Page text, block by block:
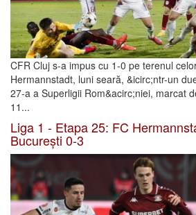
CFR Cluj s-a impus cu 1-0 pe terenul
Hermannstadt, luni seară, &icirc;ntr-un
27-a a Superligii Rom&acirc;niei, marcat
11...
Liga 1 - Etapa 25: FC
București 0-3